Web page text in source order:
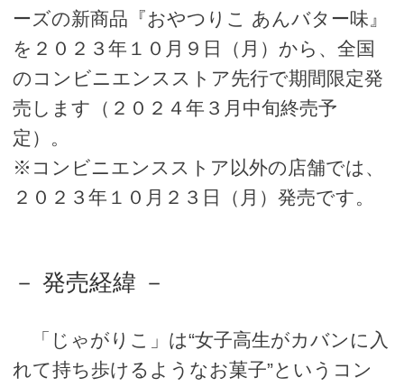
ーズの新商品『おやつりこ あんバター味』
を２０２３年１０月９日（月）から、全国
のコンビニエンスストア先行で期間限定発
売します（２０２４年３月中旬終売予
定）。
※コンビニエンスストア以外の店舗では、
２０２３年１０月２３日（月）発売です。
－ 発売経緯 －
「じゃがりこ」は“女子高生がカバンに入
れて持ち歩けるようなお菓子”というコン